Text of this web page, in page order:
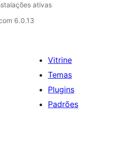
ativas
6.0.13
Vitrine
Temas
Plugins
Padrões